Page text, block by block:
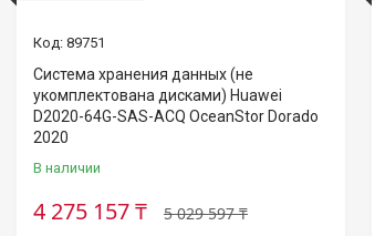
89751
Система хранения данных (не
укомплектована дисками) Huawei
D2020-64G-SAS-ACQ OceanStor Dorado
2020
В наличии
5 029 597 ₸
4 275 157 ₸